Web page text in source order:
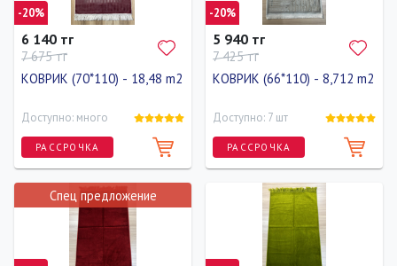
-20%
6 140 тг
7 675 тг
КОВРИК (70*110) - 18,48 m2
Доступно: много
РАССРОЧКА
Длина
110 см
Ширина
70 см
-20%
5 940 тг
7 425 тг
КОВРИК (66*110) - 8,712 m2
Доступно: 7 шт
РАССРОЧКА
Ширина
66 см
Спец предложение